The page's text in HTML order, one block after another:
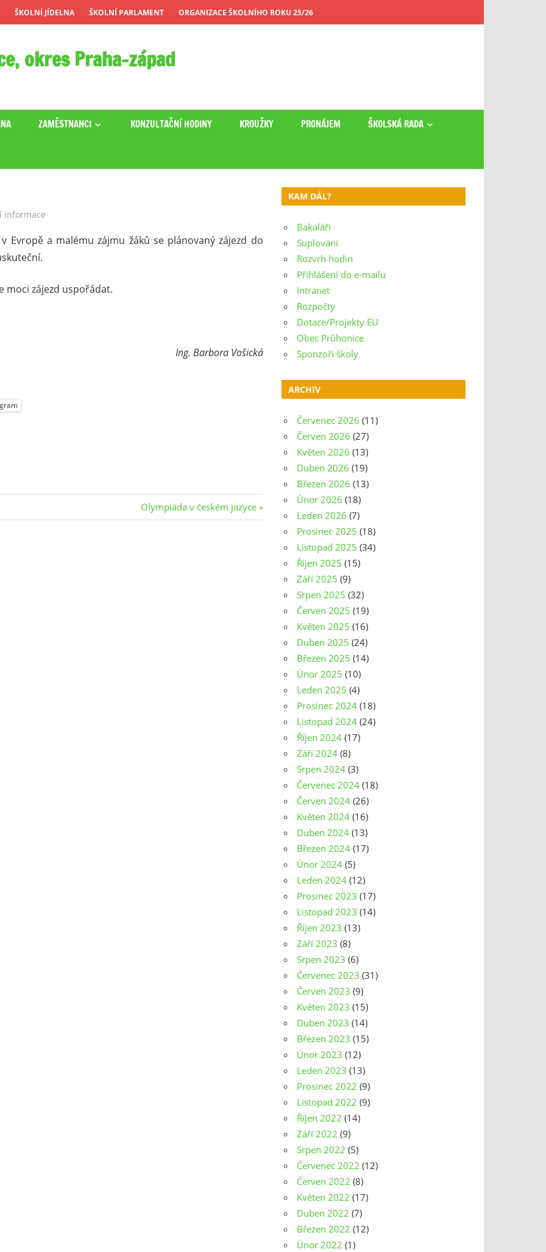
ŠKOLNÍ JÍDELNA ŠKOLNÍ PARLAMENT ORGANIZACE ŠKOLNÍHO ROKU 25/26
okres Praha-západ
ZAMĚSTNANCI KONZULTAČNÍ HODINY KROUŽKY PRONÁJEM ŠKOLSKÁ RADA
informace
Evropě a malému zájmu žáků se plánovaný zájezd do
moci zájezd uspořádat.
Ing. Barbora Vošická
Next
Post:
Olympiáda v českém jazyce
KAM DÁL?
Bakaláři
Suplování
Rozvrh hodin
Přihlášení do e-mailu
Intranet
Rozpočty
Dotace/Projekty EU
Obec Průhonice
Sponzoři školy
ARCHIV
Červenec 2026 (11)
Červen 2026 (27)
Květen 2026 (13)
Duben 2026 (19)
Březen 2026 (13)
Únor 2026 (18)
Leden 2026 (7)
Prosinec 2025 (18)
Listopad 2025 (34)
Říjen 2025 (15)
Září 2025 (9)
Srpen 2025 (32)
Červen 2025 (19)
Květen 2025 (16)
Duben 2025 (24)
Březen 2025 (14)
Únor 2025 (10)
Leden 2025 (4)
Prosinec 2024 (18)
Listopad 2024 (24)
Říjen 2024 (17)
Září 2024 (8)
Srpen 2024 (3)
Červenec 2024 (18)
Červen 2024 (26)
Květen 2024 (16)
Duben 2024 (13)
Březen 2024 (17)
Únor 2024 (5)
Leden 2024 (12)
Prosinec 2023 (17)
Listopad 2023 (14)
Říjen 2023 (13)
Září 2023 (8)
Srpen 2023 (6)
Červenec 2023 (31)
Červen 2023 (9)
Květen 2023 (15)
Duben 2023 (14)
Březen 2023 (15)
Únor 2023 (12)
Leden 2023 (13)
Prosinec 2022 (9)
Listopad 2022 (9)
Říjen 2022 (14)
Září 2022 (9)
Srpen 2022 (5)
Červenec 2022 (12)
Červen 2022 (8)
Květen 2022 (17)
Duben 2022 (7)
Březen 2022 (12)
Únor 2022 (1)